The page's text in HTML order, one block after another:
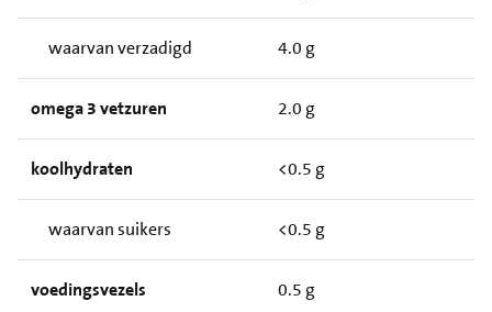
waarvan verzadigd 4.0 g
omega 3 vetzuren 2.0 g
koolhydraten <0.5 g
waarvan suikers <0.5 g
voedingsvezels 0.5 g